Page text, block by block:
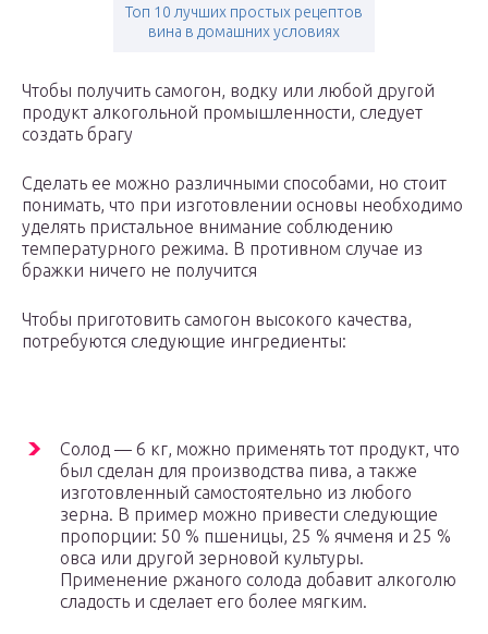
Топ 10 лучших простых рецептов
вина в домашних условиях
Чтобы получить самогон, водку или любой другой
продукт алкогольной промышленности, следует
создать брагу
Сделать ее можно различными способами, но стоит
понимать, что при изготовлении основы необходимо
уделять пристальное внимание соблюдению
температурного режима. В противном случае из
бражки ничего не получится
Чтобы приготовить самогон высокого качества,
потребуются следующие ингредиенты:
Солод — 6 кг, можно применять тот продукт, что
был сделан для производства пива, а также
изготовленный самостоятельно из любого
зерна. В пример можно привести следующие
пропорции: 50 % пшеницы, 25 % ячменя и 25 %
овса или другой зерновой культуры.
Применение ржаного солода добавит алкоголю
сладость и сделает его более мягким.